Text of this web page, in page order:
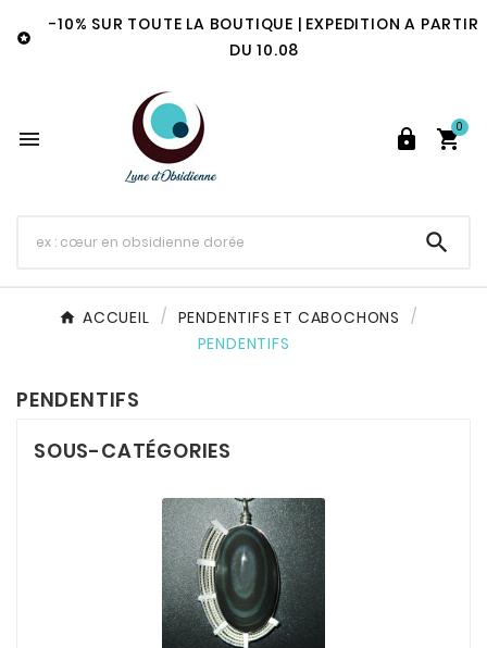

-10% SUR TOUTE LA BOUTIQUE | EXPEDITION A PARTIR
DU 10.08
  
0

ACCUEIL
PENDENTIFS ET CABOCHONS
PENDENTIFS
PENDENTIFS
SOUS-CATÉGORIES